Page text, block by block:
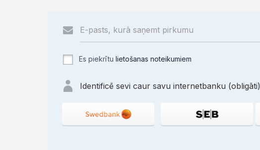
Es piekrītu lietošanas noteikumiem
Identificē sevi caur savu internetbanku (obligāti)